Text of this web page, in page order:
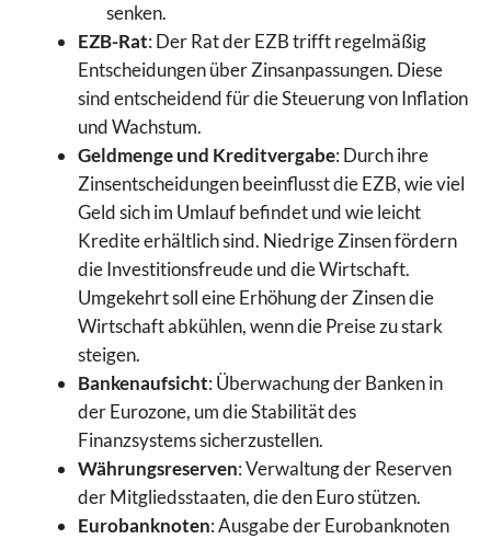
senken.
EZB-Rat: Der Rat der EZB trifft regelmäßig
Entscheidungen über Zinsanpassungen. Diese
sind entscheidend für die Steuerung von Inflation
und Wachstum.
Geldmenge und Kreditvergabe: Durch ihre
Zinsentscheidungen beeinflusst die EZB, wie viel
Geld sich im Umlauf befindet und wie leicht
Kredite erhältlich sind. Niedrige Zinsen fördern
die Investitionsfreude und die Wirtschaft.
Umgekehrt soll eine Erhöhung der Zinsen die
Wirtschaft abkühlen, wenn die Preise zu stark
steigen.
Bankenaufsicht: Überwachung der Banken in
der Eurozone, um die Stabilität des
Finanzsystems sicherzustellen.
Währungsreserven: Verwaltung der Reserven
der Mitgliedsstaaten, die den Euro stützen.
Eurobanknoten: Ausgabe der Eurobanknoten